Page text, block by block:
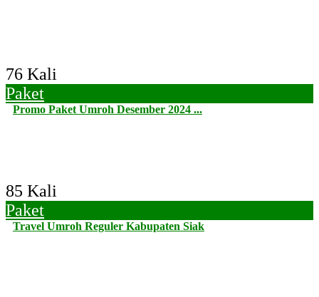
76 Kali
Paket
Promo Paket Umroh Desember 2024 ...
85 Kali
Paket
Travel Umroh Reguler Kabupaten Siak